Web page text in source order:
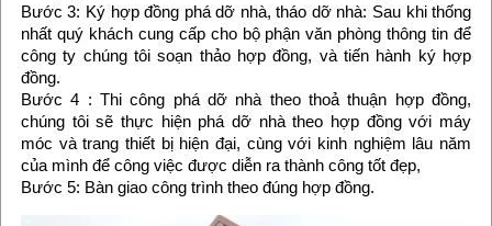
Bước 3: Ký hợp đồng phá dỡ nhà, tháo dỡ nhà: Sau khi thống
nhất quý khách cung cấp cho bộ phận văn phòng thông tin để
công ty chúng tôi soạn thảo hợp đồng, và tiến hành ký hợp
đồng.
Bước 4 : Thi công phá dỡ nhà theo thoả thuận hợp đồng,
chúng tôi sẽ thực hiện phá dỡ nhà theo hợp đồng với máy
móc và trang thiết bị hiện đại, cùng với kinh nghiệm lâu năm
của mình để công việc được diễn ra thành công tốt đẹp,
Bước 5: Bàn giao công trình theo đúng hợp đồng.